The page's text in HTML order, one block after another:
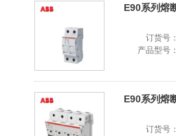
E90系列熔
订货号
产品型号
E90系列熔
订货号